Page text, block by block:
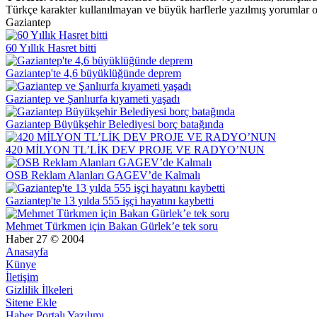
Türkçe karakter kullanılmayan ve büyük harflerle yazılmış yorumlar
Gaziantep
60 Yıllık Hasret bitti
Gaziantep'te 4,6 büyüklüğünde deprem
Gaziantep ve Şanlıurfa kıyameti yaşadı
Gaziantep Büyükşehir Belediyesi borç batağında
420 MİLYON TL’LİK DEV PROJE VE RADYO’NUN
OSB Reklam Alanları GAGEV’de Kalmalı
Gaziantep'te 13 yılda 555 işçi hayatını kaybetti
Mehmet Türkmen için Bakan Gürlek’e tek soru
Haber 27 © 2004
Anasayfa
Künye
İletişim
Gizlilik İlkeleri
Sitene Ekle